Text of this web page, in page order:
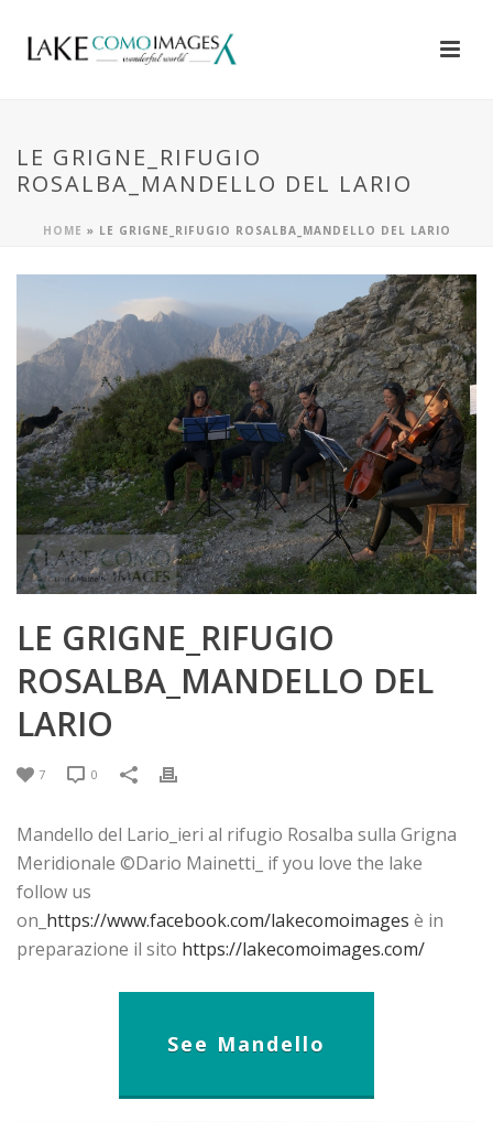
LE GRIGNE_RIFUGIO
ROSALBA_MANDELLO DEL LARIO
HOME » LE GRIGNE_RIFUGIO ROSALBA_MANDELLO DEL LARIO
LE GRIGNE_RIFUGIO
ROSALBA_MANDELLO DEL
LARIO
7 0
Mandello del Lario_ieri al rifugio Rosalba sulla Grigna
Meridionale ©Dario Mainetti_ if you love the lake
follow us
on_ https://www.facebook.com/lakecomoimages è in
preparazione il sito https://lakecomoimages.com/
See Mandello